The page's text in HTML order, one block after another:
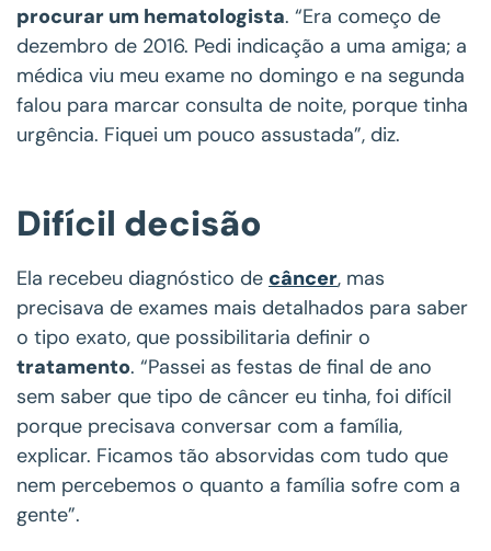
procurar um hematologista. “Era começo de
dezembro de 2016. Pedi indicação a uma amiga; a
médica viu meu exame no domingo e na segunda
falou para marcar consulta de noite, porque tinha
urgência. Fiquei um pouco assustada”, diz.
Difícil decisão
Ela recebeu diagnóstico de câncer, mas
precisava de exames mais detalhados para saber
o tipo exato, que possibilitaria definir o
tratamento. “Passei as festas de final de ano
sem saber que tipo de câncer eu tinha, foi difícil
porque precisava conversar com a família,
explicar. Ficamos tão absorvidas com tudo que
nem percebemos o quanto a família sofre com a
gente”.